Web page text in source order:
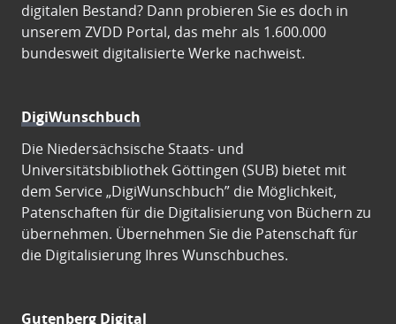
digitalen Bestand? Dann probieren Sie es doch in
unserem ZVDD Portal, das mehr als 1.600.000
bundesweit digitalisierte Werke nachweist.
DigiWunschbuch
Die Niedersächsische Staats- und
Universitätsbibliothek Göttingen (SUB) bietet mit
dem Service „DigiWunschbuch” die Möglichkeit,
Patenschaften für die Digitalisierung von Büchern zu
übernehmen. Übernehmen Sie die Patenschaft für
die Digitalisierung Ihres Wunschbuches.
Gutenberg Digital